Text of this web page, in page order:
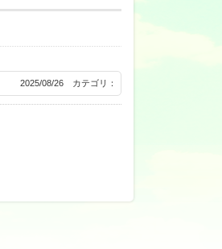
2025/08/26 カテゴリ：